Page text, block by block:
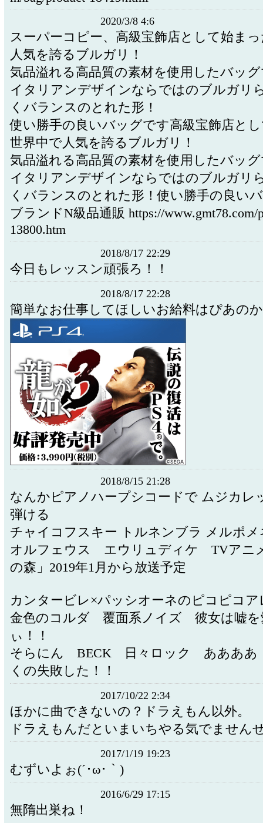
2020/3/8 4:6
スーパーコピー、高級宝飾店として始ま
人気を誇るブルガリ！
気品溢れる高品質の素材を使用したバッ
イタリアンデザインならではのブルガリ
くバランスのとれた形！
使い勝手の良いバッグです高級宝飾店と
世界中で人気を誇るブルガリ！
気品溢れる高品質の素材を使用したバッ
イタリアンデザインならではのブルガリ
くバランスのとれた形！使い勝手の良い
ブランドN級品通販 https://www.gmt78.com/
13800.htm
2018/8/17 22:29
今日もレッスン頑張ろ！！
2018/8/17 22:28
簡単なお仕事してほしいお給料はぴあの
2018/8/15 21:28
なんかピアノハープシコードで ムジカレ
弾ける
チャイコフスキー トルネンブラ メルポ
オルフェウス エウリュディケ TVアニ
の森」2019年1月から放送予定
カンタービレ×パッシオーネのピコピコ
金色のコルダ 覆面系ノイズ 彼女は嘘を
ぃ！！
そらにん BECK 日々ロック あああ
くの失敗した！！
2017/10/22 2:34
ほかに曲できないの？ドラえもん以外。
ドラえもんだといまいちやる気でません
2017/1/19 19:23
むずいよぉ(´･ω･｀)
2016/6/29 17:15
無隋出巣ね！